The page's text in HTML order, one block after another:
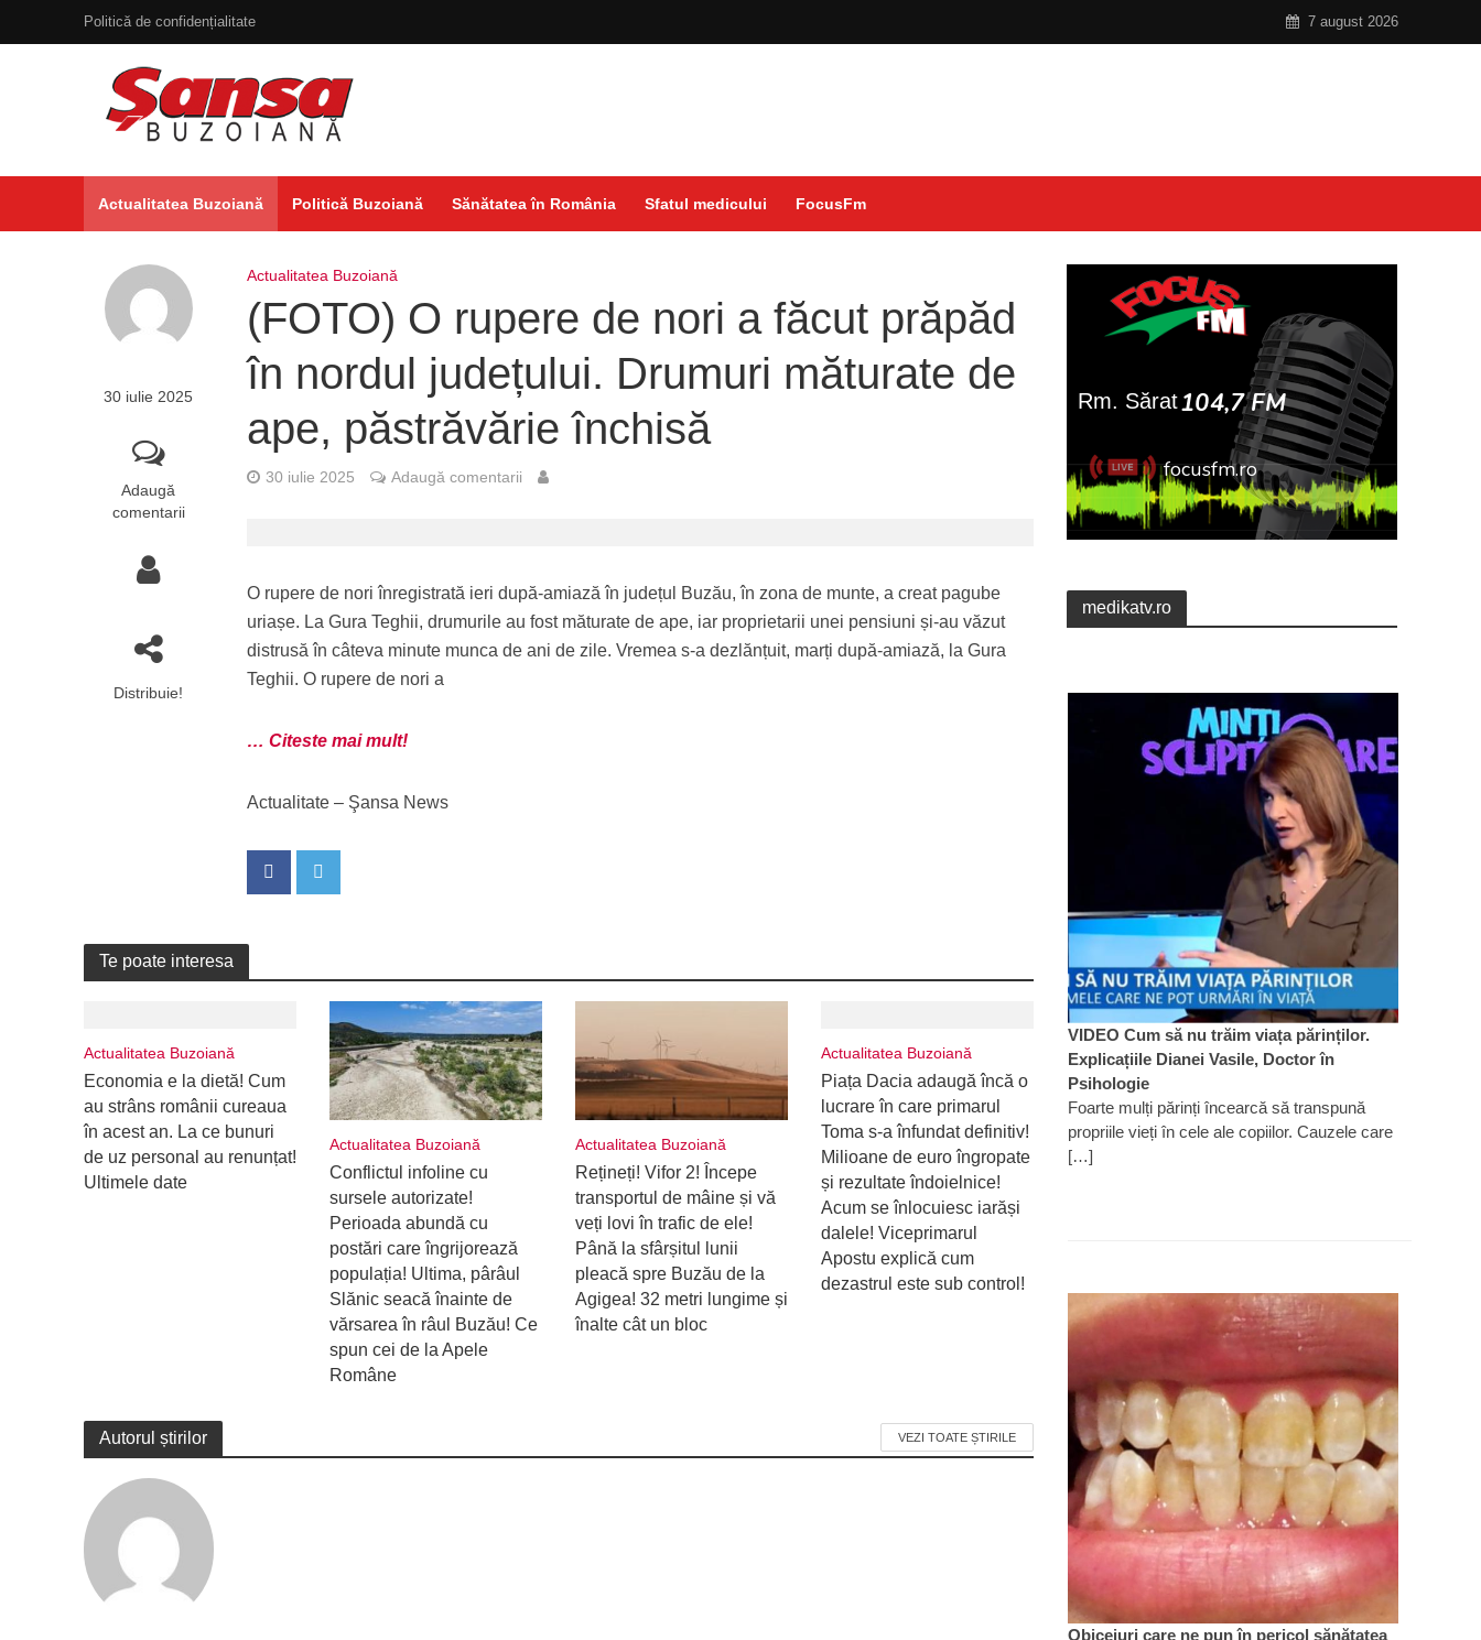
Politică de confidențialitate 7 august 2026
Actualitatea Buzoiană Politică Buzoiană Sănătatea în România Sfatul medicului FocusFm
30 iulie 2025
Adaugă
comentarii
Distribuie!
Actualitatea Buzoiană
(FOTO) O rupere de nori a făcut prăpăd
în nordul județului. Drumuri măturate de
ape, păstrăvărie închisă
30 iulie 2025 Adaugă comentarii
O rupere de nori înregistrată ieri după-amiază în județul Buzău, în zona de munte, a creat pagube
uriașe. La Gura Teghii, drumurile au fost măturate de ape, iar proprietarii unei pensiuni și-au văzut
distrusă în câteva minute munca de ani de zile. Vremea s-a dezlănțuit, marți după-amiază, la Gura
Teghii. O rupere de nori a
… Citeste mai mult!
Actualitate – Şansa News
Te poate interesa
Actualitatea Buzoiană
Economia e la dietă! Cum
au strâns românii cureaua
în acest an. La ce bunuri
de uz personal au renunțat!
Ultimele date
Actualitatea Buzoiană
Conflictul infoline cu
sursele autorizate!
Perioada abundă cu
postări care îngrijorează
populația! Ultima, pârâul
Slănic seacă înainte de
vărsarea în râul Buzău! Ce
spun cei de la Apele
Române
Actualitatea Buzoiană
Rețineți! Vifor 2! Începe
transportul de mâine și vă
veți lovi în trafic de ele!
Până la sfârșitul lunii
pleacă spre Buzău de la
Agigea! 32 metri lungime și
înalte cât un bloc
Actualitatea Buzoiană
Piața Dacia adaugă încă o
lucrare în care primarul
Toma s-a înfundat definitiv!
Milioane de euro îngropate
și rezultate îndoielnice!
Acum se înlocuiesc iarăși
dalele! Viceprimarul
Apostu explică cum
dezastrul este sub control!
Autorul știrilor VEZI TOATE ȘTIRILE
medikatv.ro
VIDEO Cum să nu trăim viața părinților.
Explicațiile Dianei Vasile, Doctor în
Psihologie
Foarte mulți părinți încearcă să transpună
propriile vieți în cele ale copiilor. Cauzele care
[…]
Obiceiuri care ne pun în pericol sănătatea